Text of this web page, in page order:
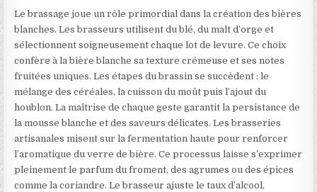
Le brassage joue un rôle primordial dans la création des bières
blanches. Les brasseurs utilisent du blé, du malt d’orge et
sélectionnent soigneusement chaque lot de levure. Ce choix
confère à la bière blanche sa texture crémeuse et ses notes
fruitées uniques. Les étapes du brassin se succèdent : le
mélange des céréales, la cuisson du moût puis l’ajout du
houblon. La maîtrise de chaque geste garantit la persistance de
la mousse blanche et des saveurs délicates. Les brasseries
artisanales misent sur la fermentation haute pour renforcer
l’aromatique du verre de bière. Ce processus laisse s’exprimer
pleinement le parfum du froment, des agrumes ou des épices
comme la coriandre. Le brasseur ajuste le taux d’alcool,